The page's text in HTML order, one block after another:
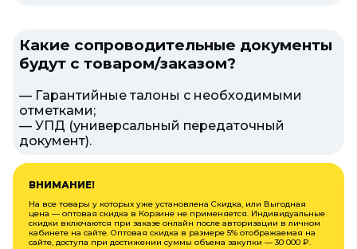
Какие сопроводительные документы
будут с товаром/заказом?
— Гарантийные талоны с необходимыми
отметками;
— УПД (универсальный передаточный
документ).
ВНИМАНИЕ!
На все товары у которых уже установлена Скидка, или Выгодная
цена — оптовая скидка в Корзине не применяется. Индивидуальные
скидки включаются при заказе онлайн после авторизации в личном
кабинете на сайте. Оптовая скидка в размере 5% отображаемая на
сайте, доступа при достижении суммы объема закупки — 30 000 ₽.